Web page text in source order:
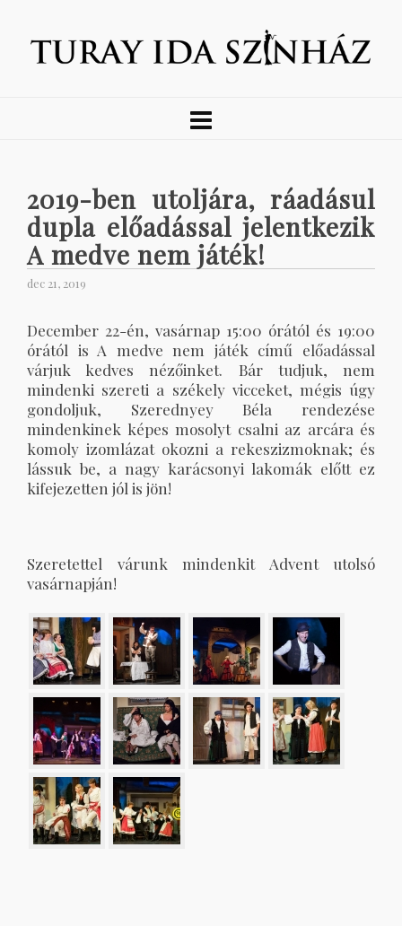
2019-ben utoljára, ráadásul
dupla előadással jelentkezik
A medve nem játék!
dec 21, 2019
December 22-én, vasárnap 15:00 órától és 19:00
órától is A medve nem játék című előadással
várjuk kedves nézőinket. Bár tudjuk, nem
mindenki szereti a székely vicceket, mégis úgy
gondoljuk, Szerednyey Béla rendezése
mindenkinek képes mosolyt csalni az arcára és
komoly izomlázat okozni a rekeszizmoknak; és
lássuk be, a nagy karácsonyi lakomák előtt ez
kifejezetten jól is jön!
Szeretettel várunk mindenkit Advent utolsó
vasárnapján!